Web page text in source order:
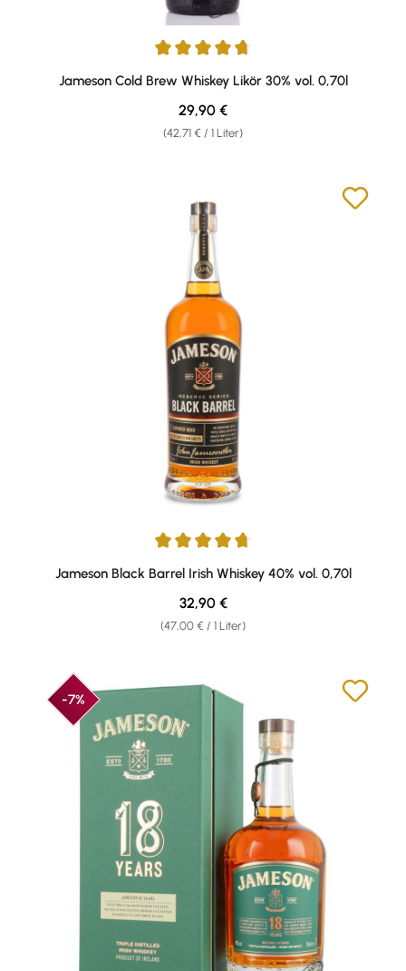
Durchschnittliche Bewertung von 4.83 von 5 Sternen
Jameson Cold Brew Whiskey Likör 30% vol. 0,70l
(42,71 € / 1 Liter)
Regulärer Preis:
29,90 €
Durchschnittliche Bewertung von 4.82 von 5 Sternen
Jameson Black Barrel Irish Whiskey 40% vol. 0,70l
(47,00 € / 1 Liter)
Regulärer Preis:
32,90 €
-7%